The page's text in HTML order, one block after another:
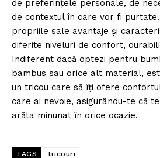
de preferințele personale, de
de contextul în care vor fi
propriile sale avantaje și
diferite niveluri de confort,
Indiferent dacă optezi pentru
bambus sau orice alt material,
un tricou care să îți ofere
care ai nevoie, asigurându-te că
arăta minunat în orice ocazie.
TAGS tricouri